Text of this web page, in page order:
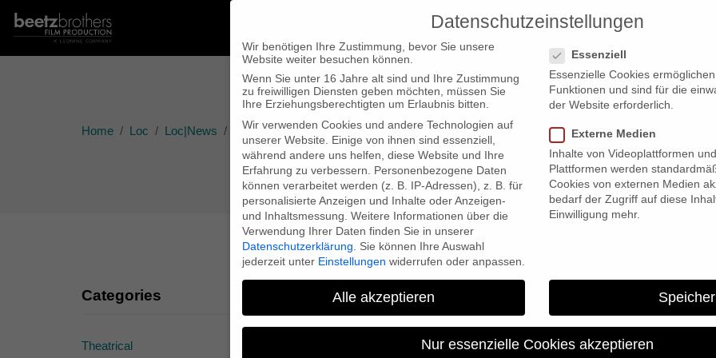
PRODUCTIONS
Home Loc Loc|News “The Lithium Revolution” in Official Selection of Life Sciences Film Festival 2013
“The Lithium Revolution” in
Sciences Film
Categories
Theatrical
Datenschutzeinstellungen
Wir benötigen Ihre Zustimmung, bevor Sie unsere
Website weiter besuchen können.
Wenn Sie unter 16 Jahre alt sind und Ihre Zustimmung
zu freiwilligen Diensten geben möchten, müssen Sie
Ihre Erziehungsberechtigten um Erlaubnis bitten.
Wir verwenden Cookies und andere Technologien auf
unserer Website. Einige von ihnen sind essenziell,
während andere uns helfen, diese Website und Ihre
Erfahrung zu verbessern.
Personenbezogene Daten
können verarbeitet werden (z. B. IP-Adressen), z. B. für
personalisierte Anzeigen und Inhalte oder Anzeigen-
und Inhaltsmessung. Weitere Informationen über die
Verwendung Ihrer Daten finden Sie in unserer
Datenschutzerklärung
Sie können Ihre Auswahl
jederzeit unter Einstellungen widerrufen oder anpassen.
Essenziell
Essenzielle Cookies
Funktionen und sind für die
der Website erforderlich.
Externe Medien
Inhalte von Videoplattformen
Plattformen werden
Cookies von externen Medien
bedarf der Zugriff auf diese
Einwilligung mehr.
Alle akzeptieren
Nur essenzielle Cookies akzeptieren